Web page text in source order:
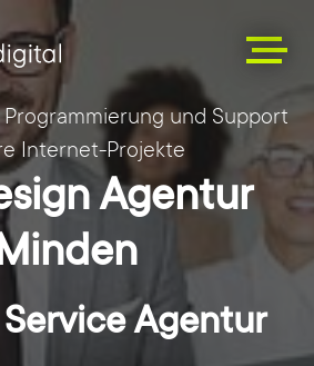
Programmierung und Support
Internet-Projekte
Agentur
Minden
Service Agentur